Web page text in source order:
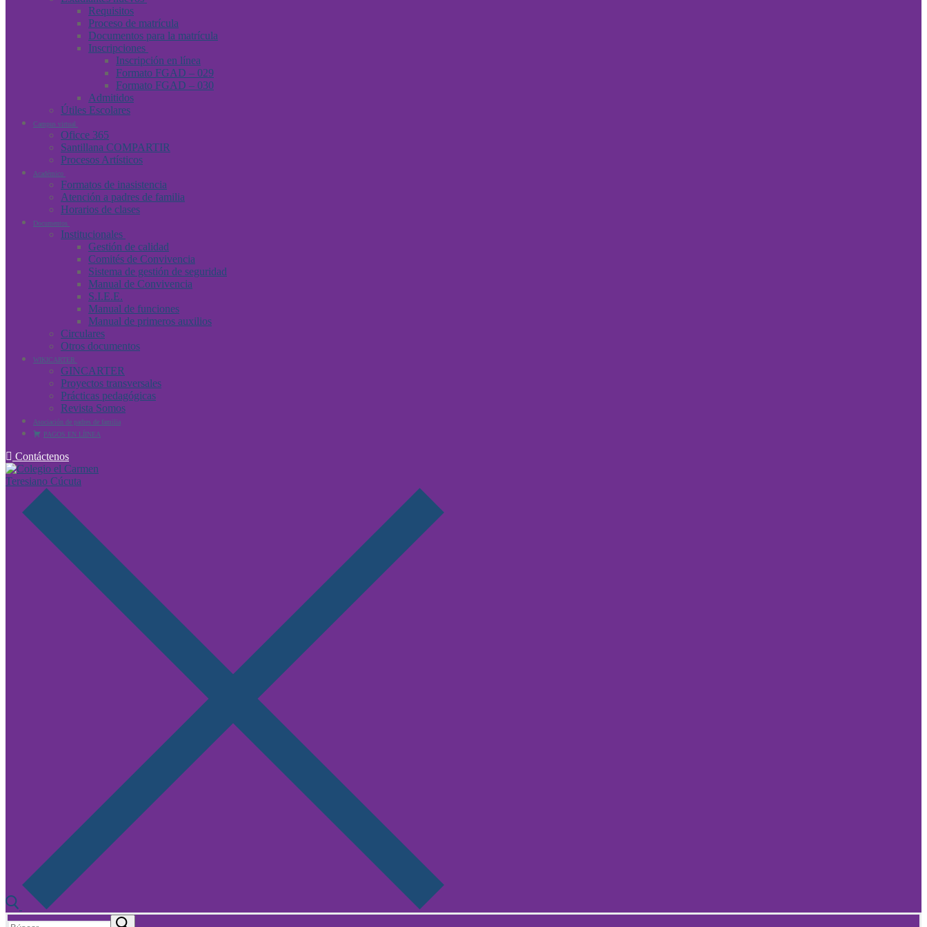
Requisitos
Proceso de matrícula
Documentos para la matrícula
Inscripciones
Inscripción en línea
Formato FGAD – 029
Formato FGAD – 030
Admitidos
Útiles Escolares
Campus virtual
Oficce 365
Santillana COMPARTIR
Procesos Artísticos
Académico
Formatos de inasistencia
Atención a padres de familia
Horarios de clases
Documentos
Institucionales
Gestión de calidad
Comités de Convivencia
Sistema de gestión de seguridad
Manual de Convivencia
S.I.E.E.
Manual de funciones
Manual de primeros auxilios
Circulares
Otros documentos
WIKICARTER
GINCARTER
Proyectos transversales
Prácticas pedagógicas
Revista Somos
Asociación de padres de familia
PAGOS EN LÍINEA
Contáctenos